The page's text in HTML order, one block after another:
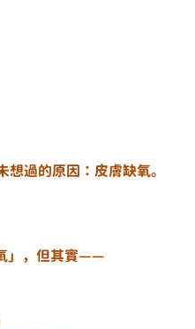
過的原因：皮膚缺氧。
」，但其實——